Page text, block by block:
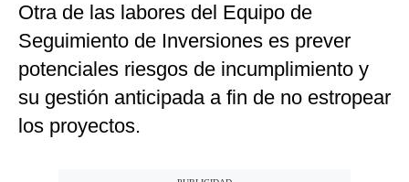
Otra de las labores del Equipo de
Seguimiento de Inversiones es prever
potenciales riesgos de incumplimiento y
su gestión anticipada a fin de no estropear
los proyectos.